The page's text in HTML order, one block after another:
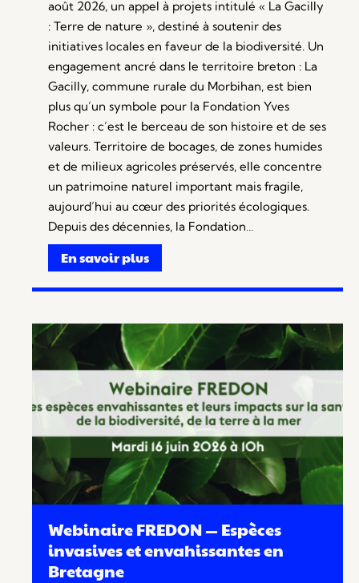
août 2026, un appel à projets intitulé « La Gacilly
: Terre de nature », destiné à soutenir des
initiatives locales en faveur de la biodiversité. Un
engagement ancré dans le territoire breton : La
Gacilly, commune rurale du Morbihan, est bien
plus qu’un symbole pour la Fondation Yves
Rocher : c’est le berceau de son histoire et de ses
valeurs. Territoire de bocages, de zones humides
et de milieux agricoles préservés, elle concentre
un patrimoine naturel important mais fragile,
aujourd’hui au cœur des priorités écologiques.
Depuis des décennies, la Fondation…
En savoir plus
Webinaire FREDON — Espèces
invasives et envahissantes en
Bretagne